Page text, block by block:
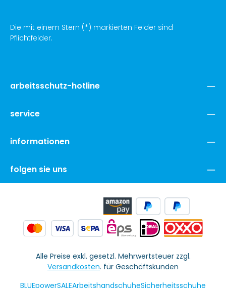
Die mit einem Stern (*) markierten Felder sind
Pflichtfelder.
arbeitsschutz-hotline
service
informationen
folgen sie uns
Alle Preise exkl. gesetzl. Mehrwertsteuer zzgl.
Versandkosten. für Geschäftskunden
BLUEpowerSALEArbeitshandschuheSicherheitsschuhe